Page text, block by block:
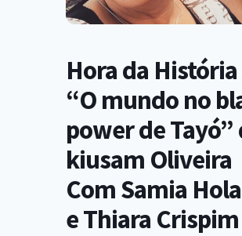
Hora da História
“O mundo no
power de Tayó”
kiusam Oliveira
Com Samia
e Thiara Crispim